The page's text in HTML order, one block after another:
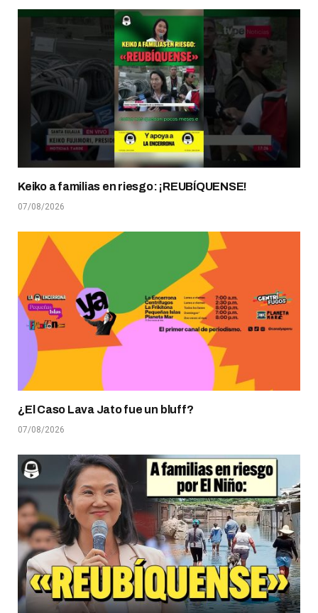
Keiko a familias en riesgo: ¡REUBÍQUENSE!
07/08/2026
¿El Caso Lava Jato fue un bluff?
07/08/2026